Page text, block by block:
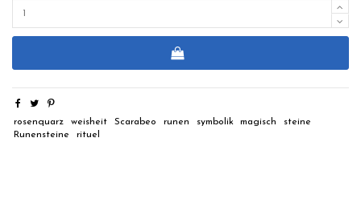
rosenquarz weisheit Scarabeo runen symbolik magisch
steine
Runensteine
rituel